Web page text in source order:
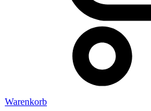
Warenkorb